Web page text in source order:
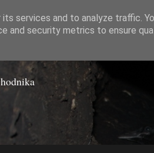
services and to analyze traffic.
and security metrics to ensure